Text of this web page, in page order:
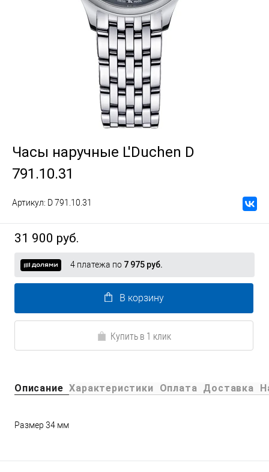
Часы наручные L'Duchen D
791.10.31
Артикул: D 791.10.31
31 900 руб.
4 платежа по 7 975 руб.
В корзину
Купить в 1 клик
Описание Характеристики Оплата Доставка
Размер 34 мм